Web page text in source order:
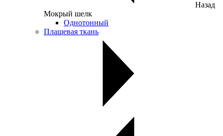
Назад
Мокрый шелк
Однотонный
Плащевая ткань